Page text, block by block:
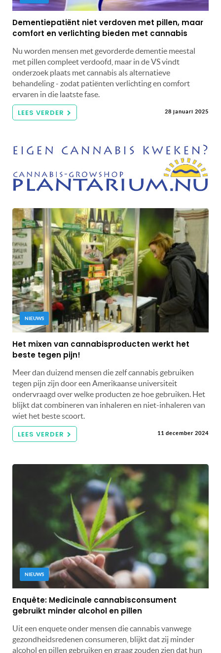
Dementiepatiënt niet verdoven met pillen, maar
comfort en verlichting bieden met cannabis
Nu worden mensen met gevorderde dementie meestal
met pillen compleet verdoofd, maar in de VS vindt
onderzoek plaats met cannabis als alternatieve
behandeling - zodat patiënten verlichting en comfort
ervaren in die laatste fase.
LEES VERDER 28 januari 2025
NIEUWS
Het mixen van cannabisproducten werkt het
beste tegen pijn!
Meer dan duizend mensen die zelf cannabis gebruiken
tegen pijn zijn door een Amerikaanse universiteit
ondervraagd over welke producten ze hoe gebruiken. Het
blijkt dat combineren van inhaleren en niet-inhaleren van
wiet het beste scoort.
LEES VERDER 11 december 2024
NIEUWS
Enquête: Medicinale cannabisconsument
gebruikt minder alcohol en pillen
Uit een enquete onder mensen die cannabis vanwege
gezondheidsredenen consumeren, blijkt dat zij minder
alcohol en pillen gebruiken en graag zouden zien dat hun